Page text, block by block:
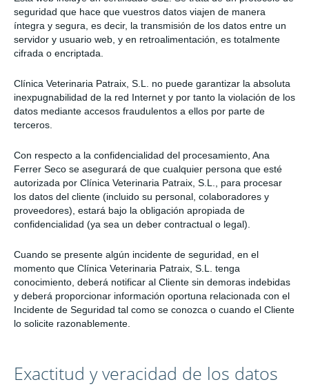
seguridad que hace que vuestros datos viajen de manera
íntegra y segura, es decir, la transmisión de los datos entre un
servidor y usuario web, y en retroalimentación, es totalmente
cifrada o encriptada.
Clínica Veterinaria Patraix, S.L. no puede garantizar la absoluta
inexpugnabilidad de la red Internet y por tanto la violación de los
datos mediante accesos fraudulentos a ellos por parte de
terceros.
Con respecto a la confidencialidad del procesamiento, Ana
Ferrer Seco se asegurará de que cualquier persona que esté
autorizada por Clínica Veterinaria Patraix, S.L., para procesar
los datos del cliente (incluido su personal, colaboradores y
proveedores), estará bajo la obligación apropiada de
confidencialidad (ya sea un deber contractual o legal).
Cuando se presente algún incidente de seguridad, en el
momento que Clínica Veterinaria Patraix, S.L. tenga
conocimiento, deberá notificar al Cliente sin demoras indebidas
y deberá proporcionar información oportuna relacionada con el
Incidente de Seguridad tal como se conozca o cuando el Cliente
lo solicite razonablemente.
Exactitud y veracidad de los datos